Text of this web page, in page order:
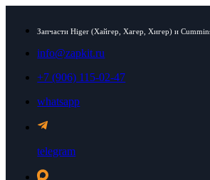
Запчасти Higer (Хайгер, Хагер, Хигер) и
info@zapkit.ru
+7 (906) 115-02-47
whatsapp
telegram